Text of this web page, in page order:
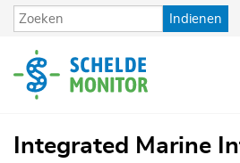
Overslaan
en
de
inhoud
Indienen
Integrated Marine